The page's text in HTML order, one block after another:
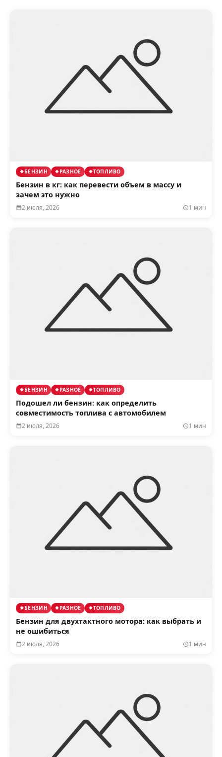
БЕНЗИН РАЗНОЕ ТОПЛИВО
Бензин в кг: как перевести объем в массу и
зачем это нужно
2 июля, 2026 1 мин
БЕНЗИН РАЗНОЕ ТОПЛИВО
Подошел ли бензин: как определить
совместимость топлива с автомобилем
2 июля, 2026 1 мин
БЕНЗИН РАЗНОЕ ТОПЛИВО
Бензин для двухтактного мотора: как выбрать и
не ошибиться
2 июля, 2026 1 мин